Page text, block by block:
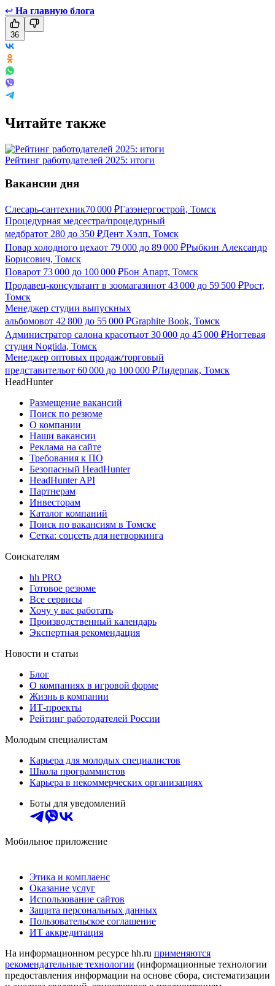
↩ На главную блога
36
Читайте также
Рейтинг работодателей 2025: итоги
Вакансии дня
Слесарь-сантехник70 000 ₽Газэнергострой, Томск
Процедурная медсестра/процедурный
медбратот 280 до 350 ₽Дент Хэлп, Томск
Повар холодного цехаот 79 000 до 89 000 ₽Рыбкин Александр
Борисович, Томск
Поварот 73 000 до 100 000 ₽Бон Апарт, Томск
Продавец-консультант в зоомагазинот 43 000 до 59 500 ₽Рост,
Томск
Менеджер студии выпускных
альбомовот 42 800 до 55 000 ₽Graphite Book, Томск
Администратор салона красотыот 30 000 до 45 000 ₽Ногтевая
студия Nogtida, Томск
Менеджер оптовых продаж/торговый
представительот 60 000 до 100 000 ₽Лидерпак, Томск
HeadHunter
Размещение вакансий
Поиск по резюме
О компании
Наши вакансии
Реклама на сайте
Требования к ПО
Безопасный HeadHunter
HeadHunter API
Партнерам
Инвесторам
Каталог компаний
Поиск по вакансиям в Томске
Сетка: соцсеть для нетворкинга
Соискателям
hh PRO
Готовое резюме
Все сервисы
Хочу у вас работать
Производственный календарь
Экспертная рекомендация
Новости и статьи
Блог
О компаниях в игровой форме
Жизнь в компании
ИТ-проекты
Рейтинг работодателей России
Молодым специалистам
Карьера для молодых специалистов
Школа программистов
Карьера в некоммерческих организациях
Боты для уведомлений
Мобильное приложение
Этика и комплаенс
Оказание услуг
Использование сайтов
Защита персональных данных
Пользовательское соглашение
ИТ аккредитация
На информационном ресурсе hh.ru применяются
рекомендательные технологии (информационные технологии
предоставления информации на основе сбора, систематизации